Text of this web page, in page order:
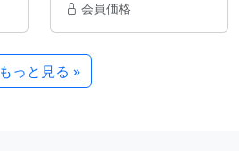
会員価格
もっと見る »